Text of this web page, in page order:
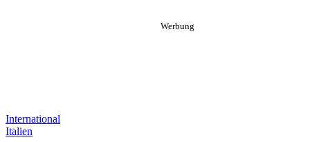
International
Italien